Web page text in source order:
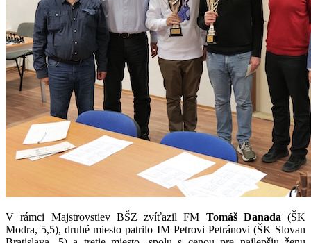
V rámci Majstrovstiev BŠZ zvíťazil FM Tomáš Danada (ŠK
Modra, 5,5), druhé miesto patrilo IM Petrovi Petránovi (ŠK Slovan